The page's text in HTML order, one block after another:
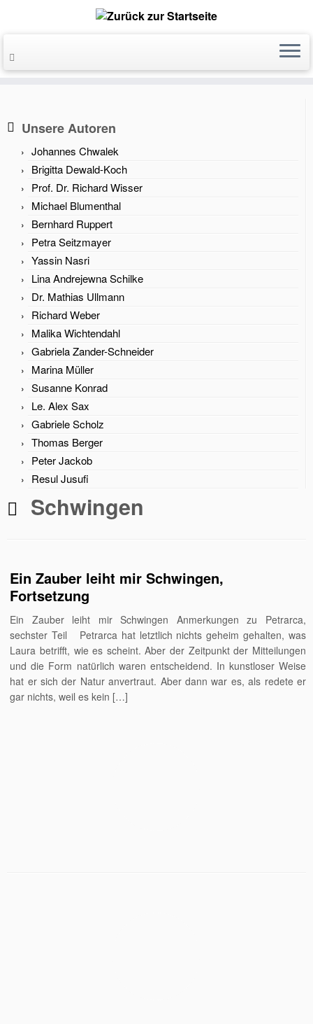
Unsere Autoren
Johannes Chwalek
Brigitta Dewald-Koch
Prof. Dr. Richard Wisser
Michael Blumenthal
Bernhard Ruppert
Petra Seitzmayer
Yassin Nasri
Lina Andrejewna Schilke
Dr. Mathias Ullmann
Richard Weber
Malika Wichtendahl
Gabriela Zander-Schneider
Marina Müller
Susanne Konrad
Le. Alex Sax
Gabriele Scholz
Thomas Berger
Peter Jackob
Resul Jusufi
Schwingen
Ein Zauber leiht mir Schwingen,
Fortsetzung
Ein Zauber leiht mir Schwingen Anmerkungen zu Petrarca,
sechster Teil Petrarca hat letztlich nichts geheim gehalten, was
Laura betrifft, wie es scheint. Aber der Zeitpunkt der Mitteilungen
und die Form natürlich waren entschei­dend. In kunstloser Weise
hat er sich der Natur anvertraut. Aber dann war es, als redete er
gar nichts, weil es kein […]